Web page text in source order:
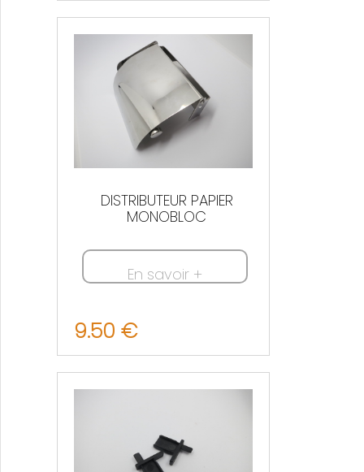
DISTRIBUTEUR PAPIER
MONOBLOC
En savoir +
9.50 €